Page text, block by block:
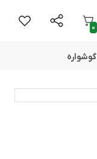
0
گوشواره